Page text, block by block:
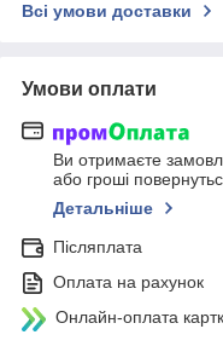
Всі умови доставки
Умови оплати
Ви отримаєте
або гроші
Детальніше
Післяплата
Оплата на рахунок
Онлайн-оплата